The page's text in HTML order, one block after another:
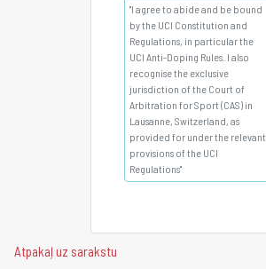
"I agree to abide and be bound
by the UCI Constitution and
Regulations, in particular the
UCI Anti-Doping Rules. I also
recognise the exclusive
jurisdiction of the Court of
Arbitration for Sport (CAS) in
Lausanne, Switzerland, as
provided for under the relevant
provisions of the UCI
Regulations"
Atpakaļ uz sarakstu